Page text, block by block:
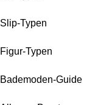
Slip-Typen
Figur-Typen
Bademoden-Guide